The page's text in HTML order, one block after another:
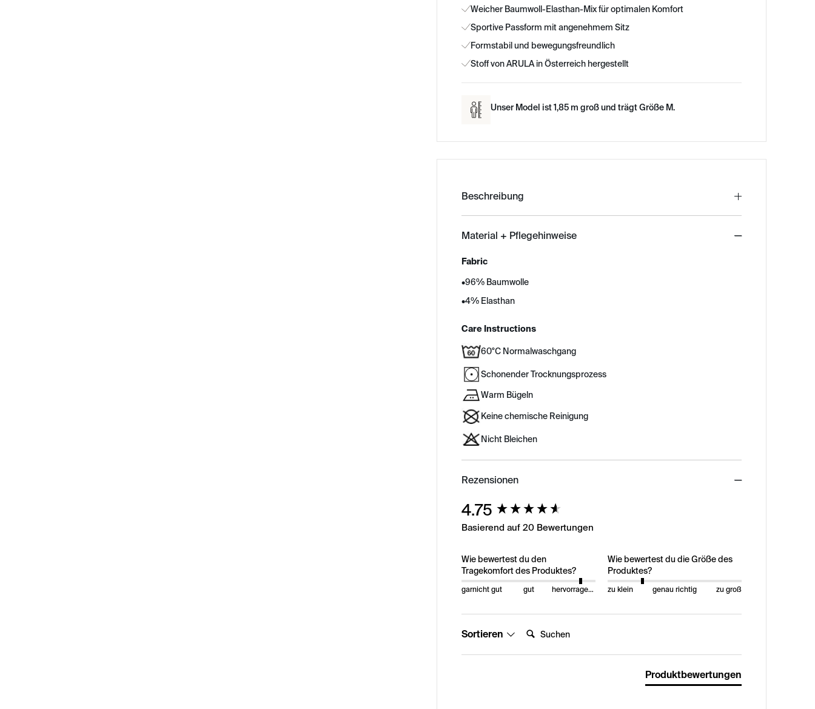
Weicher Baumwoll-Elasthan-Mix für optimalen Komfort
Sportive Passform mit angenehmem Sitz
Formstabil und bewegungsfreundlich
Stoff von ARULA in Österreich hergestellt
Unser Model ist 1,85 m groß und trägt Größe M.
Beschreibung
Material + Pflegehinweise
Fabric
•96% Baumwolle
•4% Elasthan
Care Instructions
60°C Normalwaschgang
Schonender Trocknungsprozess
Warm Bügeln
Keine chemische Reinigung
Nicht Bleichen
Rezensionen
4.75
Basierend auf 20 Bewertungen
Wie bewertest du den
Tragekomfort des Produktes?
garnicht gut gut hervorragend
Wie bewertest du die Größe des
Produktes?
zu klein genau richtig zu groß
Sortieren
Produktbewertungen
New content loaded